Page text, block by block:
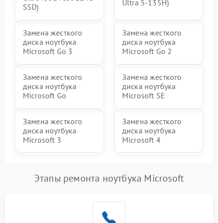
SSD)
Ultra 5-135H)
Замена жесткого
диска ноутбука
Microsoft Go 3
Замена жесткого
диска ноутбука
Microsoft Go 2
Замена жесткого
диска ноутбука
Microsoft Go
Замена жесткого
диска ноутбука
Microsoft SE
Замена жесткого
диска ноутбука
Microsoft 3
Замена жесткого
диска ноутбука
Microsoft 4
Этапы ремонта ноутбука Microsoft